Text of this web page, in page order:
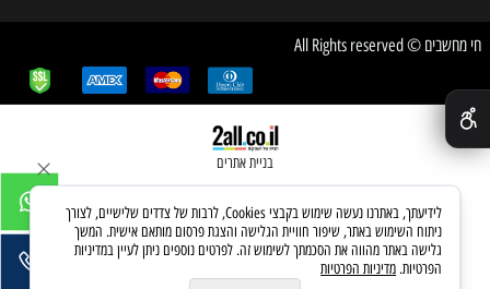
חי מחשבים © All Rights reserved
בניית אתרים
לידיעתך, באתרנו נעשה שימוש בקבצי Cookies, לרבות של צדדים שלישיים, לצורך
ניתוח השימוש באתר, שיפור חוויית הגלישה והצגת פרסום מותאם אישית. המשך
גלישה באתר מהווה את הסכמתך לשימוש זה. לפרטים נוספים ניתן לעיין במדיניות
הפרטיות. מדיניות הפרטיות